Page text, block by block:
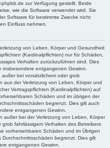
zur Verfügung gestellt. Beide
wie die Software verwendet wird. Sie
Software für bestimmte Zwecke nicht
Einfluss nehmen.
von Leben, Körper und Gesundheit
(Kardinalpflichten) nur für Schäden,
Verhalten zurückzuführen sind. Dies
insbesondere entgangenen Gewinn.
bei vorsätzlichem oder grob
aus der Verletzung von Leben, Körper und
Vertragspflichten (Kardinalpflichten) auf
Schäden und im übrigen der
begrenzt. Dies gilt auch
entgangenen Gewinn.
außer bei der Verletzung von Leben, Körper
fahrlässigem Verhalten des Betreibers
vorhersehbaren Schäden und im Übrigen
begrenzt. Dies gilt
entgangenen Gewinn.